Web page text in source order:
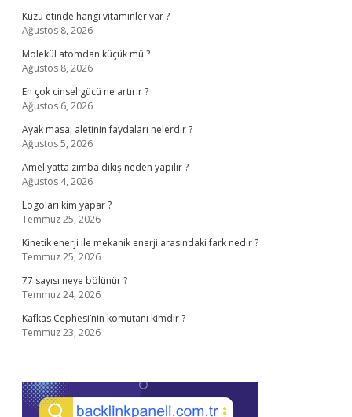
Kuzu etinde hangi vitaminler var ?
Ağustos 8, 2026
Molekül atomdan küçük mü ?
Ağustos 8, 2026
En çok cinsel gücü ne artırır ?
Ağustos 6, 2026
Ayak masaj aletinin faydaları nelerdir ?
Ağustos 5, 2026
Ameliyatta zımba dikiş neden yapılır ?
Ağustos 4, 2026
Logoları kim yapar ?
Temmuz 25, 2026
Kinetik enerji ile mekanik enerji arasındaki fark nedir ?
Temmuz 25, 2026
77 sayısı neye bölünür ?
Temmuz 24, 2026
Kafkas Cephesi’nin komutanı kimdir ?
Temmuz 23, 2026